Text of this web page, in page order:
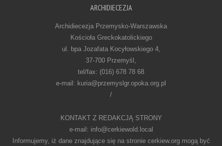
ARCHIDIECEZJA
Archidiecezja Przemysko-Warszawska
Kościoła Greckokatolickiego
ul. bpa Jozafata Kocyłowskiego 4,
37-700 Przemyśl,
tel/fax: (016) 678 78 68
e-mail: kuria@przemyslgr.opoka.org.pl
/
KONTAKT Z REDAKCJĄ STRONY
e-mail: info@cerkiewold.local
Informujemy, iż dane znajdujące się na stronie cerkiew.org mogą być